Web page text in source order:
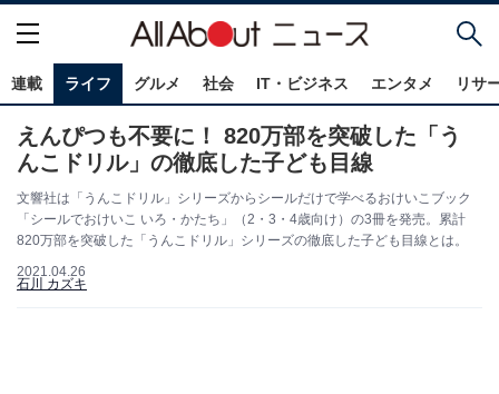
連載 ライフ グルメ 社会 IT・ビジネス エンタメ リサ
えんぴつも不要に！ 820万部を突破した「う
んこドリル」の徹底した子ども目線
文響社は「うんこドリル」シリーズからシールだけで学べるおけいこブック
「シールでおけいこ いろ・かたち」（2・3・4歳向け）の3冊を発売。累計
820万部を突破した「うんこドリル」シリーズの徹底した子ども目線とは。
2021.04.26
石川 カズキ